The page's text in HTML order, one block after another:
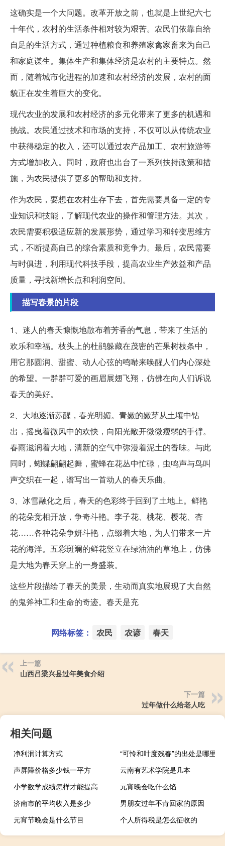
这确实是一个大问题。改革开放之前，也就是上世纪六七
十年代，农村的生活条件相对较为艰苦。农民们依靠自给
自足的生活方式，通过种植粮食和养殖家禽家畜来为自己
和家庭谋生。集体生产和集体经济是农村的主要特点。然
而，随着城市化进程的加速和农村经济的发展，农村的面
貌正在发生着巨大的变化。
现代农业的发展和农村经济的多元化带来了更多的机遇和
挑战。农民通过技术和市场的支持，不仅可以从传统农业
中获得稳定的收入，还可以通过农产品加工、农村旅游等
方式增加收入。同时，政府也出台了一系列扶持政策和措
施，为农民提供了更多的帮助和支持。
作为农民，要想在农村生存下去，首先需要具备一定的专
业知识和技能，了解现代农业的操作和管理方法。其次，
农民需要积极适应新的发展形势，通过学习和转变思维方
式，不断提高自己的综合素质和竞争力。最后，农民需要
与时俱进，利用现代科技手段，提高农业生产效益和产品
质量，寻找新增长点和利润空间。
描写春景的片段
1、迷人的春天慷慨地散布着芳香的气息，带来了生活的
欢乐和幸福。枝头上的杜鹃躲藏在茂密的芒果树枝条中，
用它那圆润、甜蜜、动人心弦的鸣啭来唤醒人们内心深处
的希望。一群群可爱的画眉展翅飞翔，仿佛在向人们诉说
春天的美好。
2、大地逐渐苏醒，春光明媚。青嫩的嫩芽从土壤中钻
出，摇曳着微风中的欢快，向阳光敞开微微瘦弱的手臂。
春雨滋润着大地，清新的空气中弥漫着泥土的香味。与此
同时，蝴蝶翩翩起舞，蜜蜂在花丛中忙碌，虫鸣声与鸟叫
声交织在一起，谱写出一首动人的春天乐曲。
3、冰雪融化之后，春天的色彩终于回到了土地上。鲜艳
的花朵竞相开放，争奇斗艳。李子花、桃花、樱花、杏
花……各种花朵争妍斗艳，点缀着大地，为人们带来一片
花的海洋。五彩斑斓的鲜花竖立在绿油油的草地上，仿佛
是大地为春天穿上的一身盛装。
这些片段描绘了春天的美景，生动而真实地展现了大自然
的鬼斧神工和生命的奇迹。春天是充
网络标签： 农民 农谚 春天
上一篇
山西吕梁兴县过年美食介绍
下一篇
过年做什么给老人吃
相关问题
净利润计算方式
“可怜和叶度残春”的出处是哪里
声屏障价格多少钱一平方
云南有艺术学院是几本
小学数学成绩怎样才能提高
元宵晚会吃什么馅
济南市的平均收入是多少
男朋友过年不肯回家的原因
元宵节晚会是什么节目
个人所得税是怎么征收的